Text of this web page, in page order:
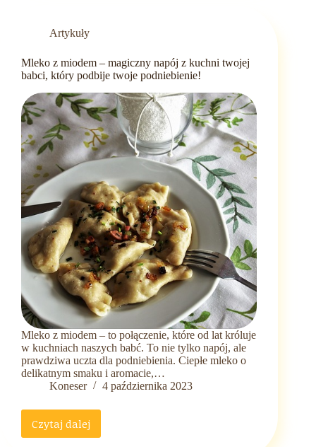
właściwości
miodu
w
przemyśle
spożywczym
Artykuły
Mleko z miodem – magiczny napój z kuchni twojej
babci, który podbije twoje podniebienie!
Mleko z miodem – to połączenie, które od lat króluje
w kuchniach naszych babć. To nie tylko napój, ale
prawdziwa uczta dla podniebienia. Ciepłe mleko o
delikatnym smaku i aromacie,…
Koneser
4 października 2023
Czytaj dalej
Mleko